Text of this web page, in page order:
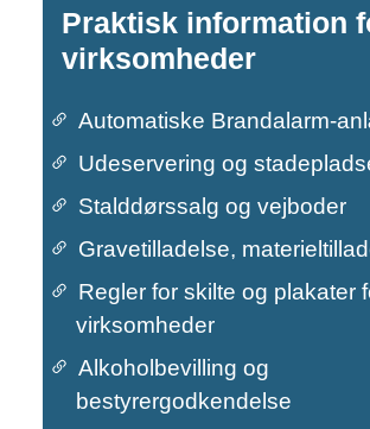
Praktisk information
virksomheder
Automatiske Brandalarm-
Udeservering og
Stalddørssalg og vejboder
Gravetilladelse,
Regler for skilte og plakater
virksomheder
Alkoholbevilling og
bestyrergodkendelse